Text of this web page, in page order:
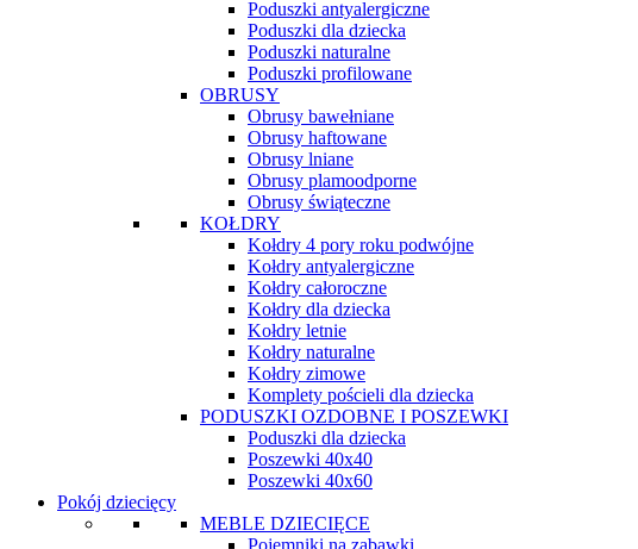
Poduszki antyalergiczne
Poduszki dla dziecka
Poduszki naturalne
Poduszki profilowane
OBRUSY
Obrusy bawełniane
Obrusy haftowane
Obrusy lniane
Obrusy plamoodporne
Obrusy świąteczne
KOŁDRY
Kołdry 4 pory roku podwójne
Kołdry antyalergiczne
Kołdry całoroczne
Kołdry dla dziecka
Kołdry letnie
Kołdry naturalne
Kołdry zimowe
Komplety pościeli dla dziecka
PODUSZKI OZDOBNE I POSZEWKI
Poduszki dla dziecka
Poszewki 40x40
Poszewki 40x60
Pokój dziecięcy
MEBLE DZIECIĘCE